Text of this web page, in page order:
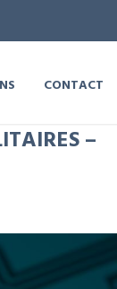
CONTACT
–